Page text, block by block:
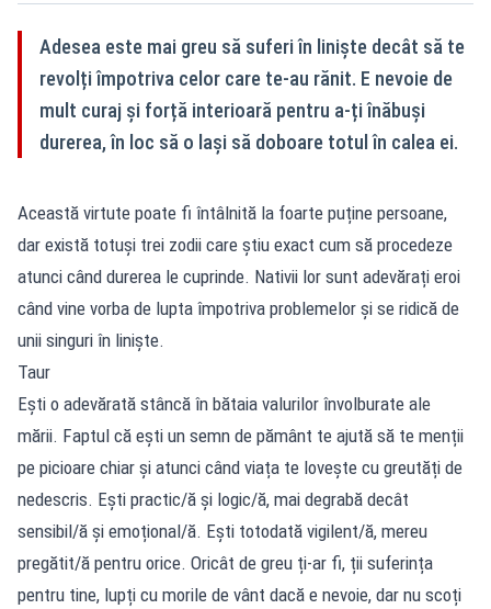
Adesea este mai greu să suferi în liniște decât să te
revolți împotriva celor care te-au rănit. E nevoie de
mult curaj și forță interioară pentru a-ți înăbuși
durerea, în loc să o lași să doboare totul în calea ei.
Această virtute poate fi întâlnită la foarte puține persoane,
dar există totuși trei zodii care știu exact cum să procedeze
atunci când durerea le cuprinde. Nativii lor sunt adevărați eroi
când vine vorba de lupta împotriva problemelor și se ridică de
unii singuri în liniște.
Taur
Ești o adevărată stâncă în bătaia valurilor învolburate ale
mării. Faptul că ești un semn de pământ te ajută să te menții
pe picioare chiar și atunci când viața te lovește cu greutăți de
nedescris. Ești practic/ă și logic/ă, mai degrabă decât
sensibil/ă și emoțional/ă. Ești totodată vigilent/ă, mereu
pregătit/ă pentru orice. Oricât de greu ți-ar fi, ții suferința
pentru tine, lupți cu morile de vânt dacă e nevoie, dar nu scoți